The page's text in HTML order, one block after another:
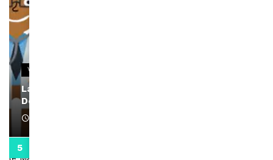
VIDEOS
La rubrique santé speciale coronavirus du
Docteur Makanda